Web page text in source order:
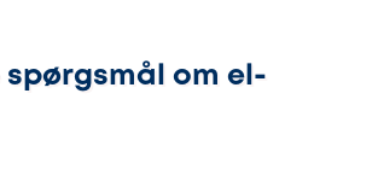
om el-